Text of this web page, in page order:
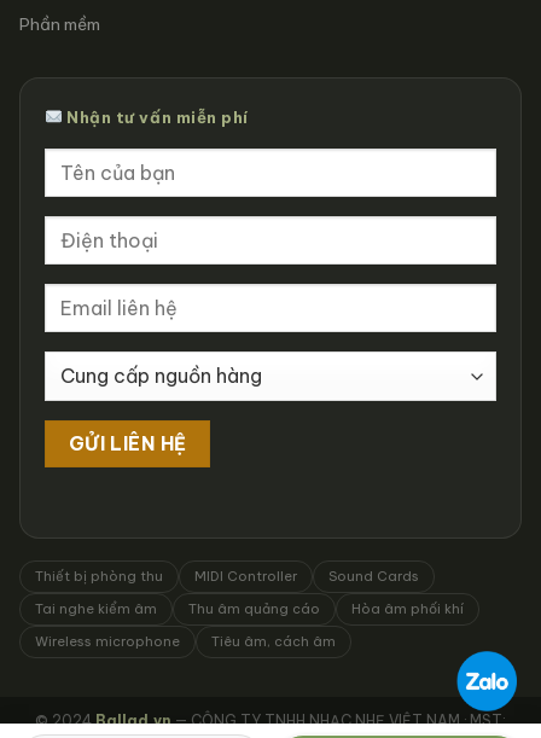
Phần mềm
Nhận tư vấn miễn phí
Thiết bị phòng thu MIDI Controller
Sound Cards
Tai nghe kiểm âm
Thu âm quảng cáo
Hòa âm phối khí
Wireless microphone
Tiêu âm, cách âm
© 2024Ballad.vn— CÔNG TY TNHH NHẠC NHẸ VIỆT NAM · MST: